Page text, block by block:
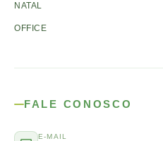
NATAL
OFFICE
FALE CONOSCO
E-MAIL